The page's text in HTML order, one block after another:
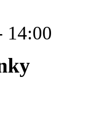
14:00